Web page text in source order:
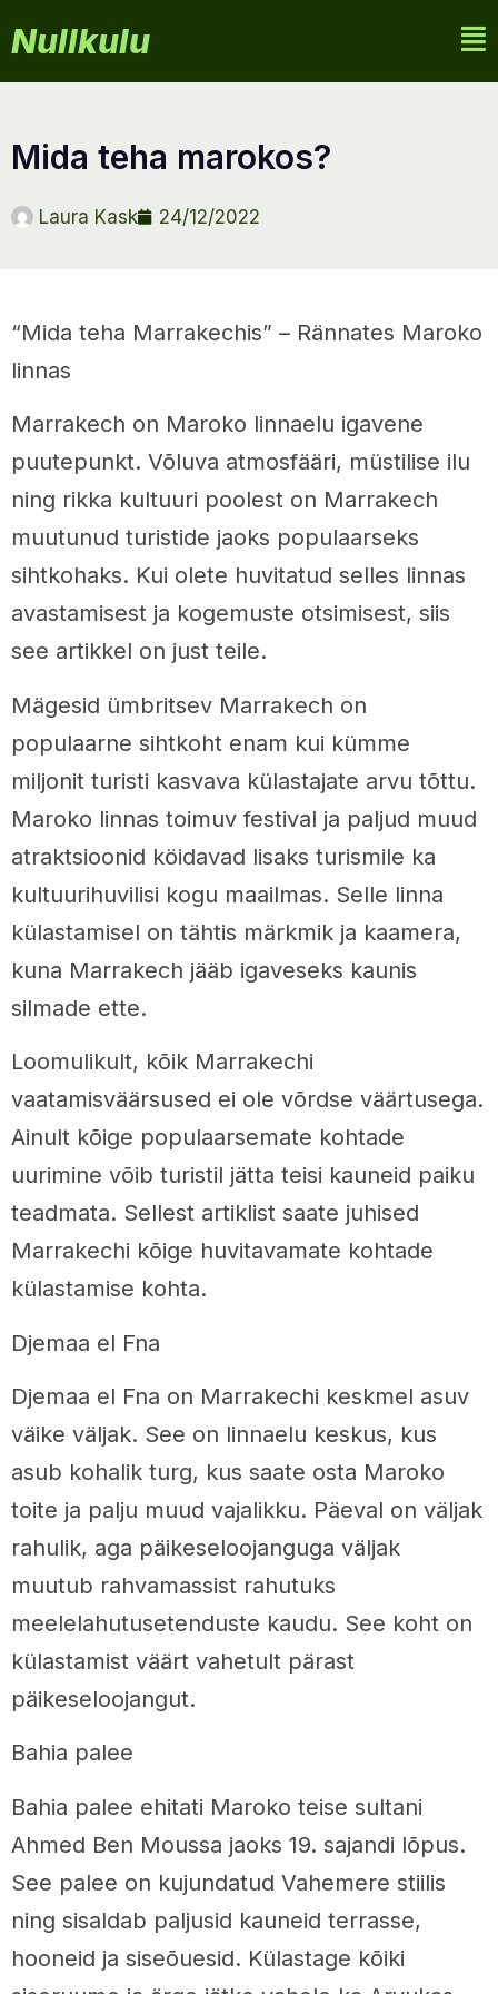
Nullkulu
mida teha marokos?
Laura Kask 24/12/2022
“Mida teha Marrakechis” – Rännates Maroko
linnas
Marrakech on Maroko linnaelu igavene
puutepunkt. Võluva atmosfääri, müstilise ilu
ning rikka kultuuri poolest on Marrakech
muutunud turistide jaoks populaarseks
sihtkohaks. Kui olete huvitatud selles linnas
avastamisest ja kogemuste otsimisest, siis
see artikkel on just teile.
Mägesid ümbritsev Marrakech on
populaarne sihtkoht enam kui kümme
miljonit turisti kasvava külastajate arvu tõttu.
Maroko linnas toimuv festival ja paljud muud
atraktsioonid köidavad lisaks turismile ka
kultuurihuvilisi kogu maailmas. Selle linna
külastamisel on tähtis märkmik ja kaamera,
kuna Marrakech jääb igaveseks kaunis
silmade ette.
Loomulikult, kõik Marrakechi
vaatamisväärsused ei ole võrdse väärtusega.
Ainult kõige populaarsemate kohtade
uurimine võib turistil jätta teisi kauneid paiku
teadmata. Sellest artiklist saate juhised
Marrakechi kõige huvitavamate kohtade
külastamise kohta.
Djemaa el Fna
Djemaa el Fna on Marrakechi keskmel asuv
väike väljak. See on linnaelu keskus, kus
asub kohalik turg, kus saate osta Maroko
toite ja palju muud vajalikku. Päeval on väljak
rahulik, aga päikeseloojanguga väljak
muutub rahvamassist rahutuks
meelelahutusetenduste kaudu. See koht on
külastamist väärt vahetult pärast
päikeseloojangut.
Bahia palee
Bahia palee ehitati Maroko teise sultani
Ahmed Ben Moussa jaoks 19. sajandi lõpus.
See palee on kujundatud Vahemere stiilis
ning sisaldab paljusid kauneid terrasse,
hooneid ja siseõuesid. Külastage kõiki